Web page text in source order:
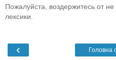
Пожалуйста, воздержитесь от
лексики.
‹ Головна